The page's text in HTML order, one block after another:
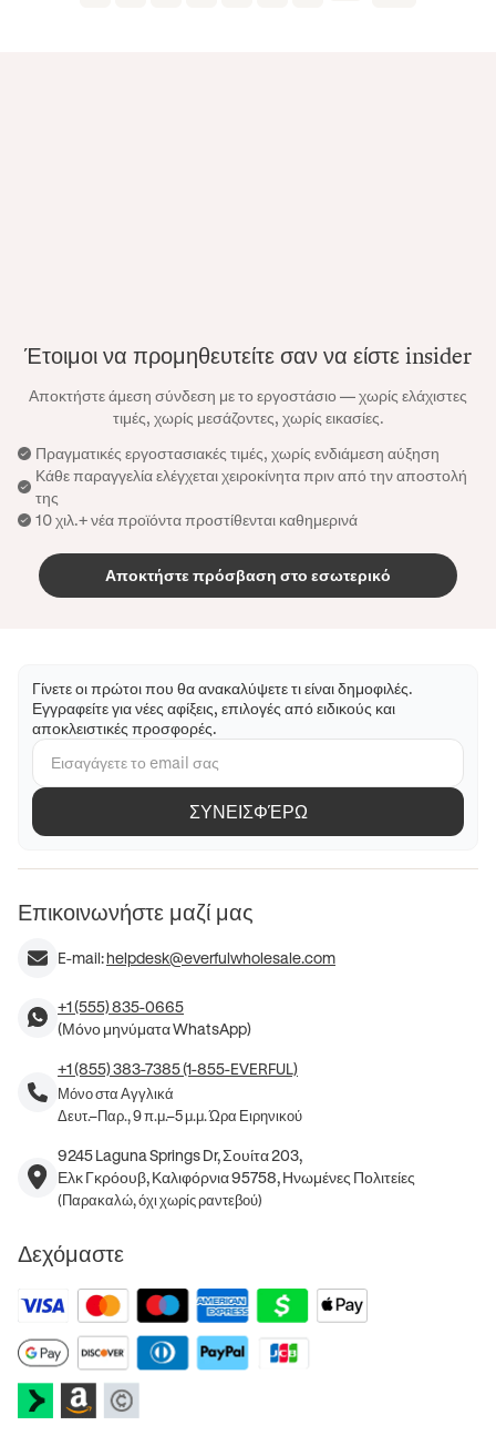
Έτοιμοι να προμηθευτείτε σαν να είστε insider
Αποκτήστε άμεση σύνδεση με το εργοστάσιο — χωρίς ελάχιστες
τιμές, χωρίς μεσάζοντες, χωρίς εικασίες.
Πραγματικές εργοστασιακές τιμές, χωρίς ενδιάμεση αύξηση
Κάθε παραγγελία ελέγχεται χειροκίνητα πριν από την αποστολή
της
10 χιλ.+ νέα προϊόντα προστίθενται καθημερινά
Αποκτήστε πρόσβαση στο εσωτερικό
Γίνετε οι πρώτοι που θα ανακαλύψετε τι είναι δημοφιλές.
Εγγραφείτε για νέες αφίξεις, επιλογές από ειδικούς και
αποκλειστικές προσφορές.
ΣΥΝΕΙΣΦΈΡΩ
Επικοινωνήστε μαζί μας
E-mail:helpdesk@everfulwholesale.com
+1 (555) 835-0665
(Μόνο μηνύματα WhatsApp)
+1 (855) 383-7385 (1-855-EVERFUL)
Μόνο στα Αγγλικά
Δευτ.–Παρ., 9 π.μ.–5 μ.μ. Ώρα Ειρηνικού
9245 Laguna Springs Dr, Σουίτα 203,
Ελκ Γκρόουβ, Καλιφόρνια 95758, Ηνωμένες Πολιτείες
(Παρακαλώ, όχι χωρίς ραντεβού)
Δεχόμαστε